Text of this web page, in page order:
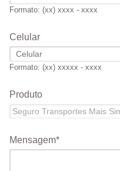
Formato: (xx) xxxx - xxxx
Celular
Formato: (xx) xxxxx - xxxx
Produto
Mensagem